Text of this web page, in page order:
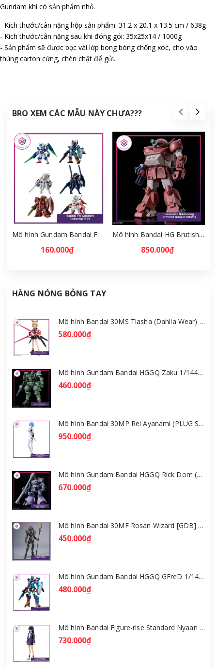
Gundam khi có sản phẩm nhỏ.
- Kích thước/cân nặng hộp sản phẩm: 31.2 x 20.1 x 13.5 cm / 638g
- Kích thước/cân nặng sau khi đóng gói: 35x25x14 / 1000g
- Sản phẩm sẽ được bọc vài lớp bong bóng chống xóc, cho vào
thùng carton cứng, chèn chặt để gửi.
BRO XEM CÁC MẪU NÀY CHƯA???
Mô hình Gundam Bandai FW Gundam Converge # 29 Full Set [GDB] [FCH]
160.000₫
Mô hình Bandai HG Brutishdog - Armored Trooper Votoms [GDB] [BHG]
850.000₫
HÀNG NÓNG BỎNG TAY
Mô hình Bandai 30MS Tiasha (Dahlia Wear) [Color B] [GDB] [30MS]
580.000₫
Mô hình Gundam Bandai HGGQ Zaku 1/144 – MSG GQuuuuuuX [GDB] [BHG]
460.000₫
Mô hình Bandai 30MP Rei Ayanami (PLUG SUIT Ver.) – Evangelion [GDB] [30MP]
950.000₫
Mô hình Gundam Bandai HGGQ Rick Dom (Gaia / Ortega) 1/144 [GDB] [BHG]
670.000₫
Mô hình Bandai 30MF Rosan Wizard [GDB] [30MF]
450.000₫
Mô hình Gundam Bandai HGGQ GFreD 1/144 [GDB] [BHG]
480.000₫
Mô hình Bandai Figure-rise Standard Nyaan - Gundam GQuuuuuuX [GDB] [FRS]
730.000₫